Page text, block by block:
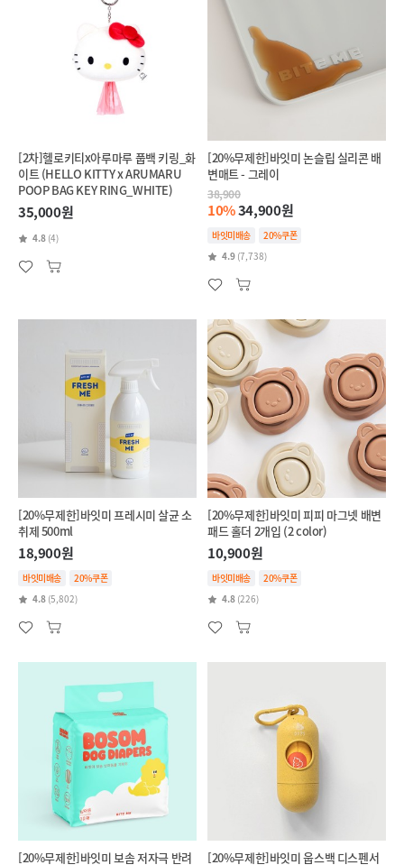
[2차]헬로키티x아루마루 풉백 키링_화
이트 (HELLO KITTY x ARUMARU
POOP BAG KEY RING_WHITE)
35,000원
4.8 (4)
[20%무제한]바잇미 논슬립 실리콘 배
변매트 - 그레이
38,900
10%34,900원
바잇미배송
20%쿠폰
4.9 (7,738)
[20%무제한]바잇미 프레시미 살균 소
취제 500ml
18,900원
바잇미배송
20%쿠폰
4.8 (5,802)
[20%무제한]바잇미 피피 마그넷 배변
패드 홀더 2개입 (2 color)
10,900원
바잇미배송
20%쿠폰
4.8 (226)
[20%무제한]바잇미 보솜 저자극 반려 [20%무제한]바잇미 웁스백 디스펜서